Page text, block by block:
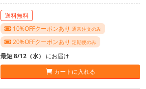
送料無料
10%OFFクーポンあり 通常注文のみ
20%OFFクーポンあり 定期便のみ
最短 8/12（水） にお届け
カートに入れる